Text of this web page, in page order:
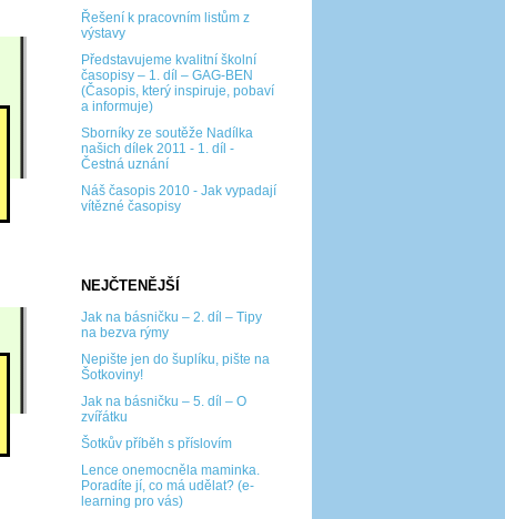
Řešení k pracovním listům z
výstavy
Představujeme kvalitní školní
časopisy – 1. díl – GAG-BEN
(Časopis, který inspiruje, pobaví
a informuje)
Sborníky ze soutěže Nadílka
našich dílek 2011 - 1. díl -
Čestná uznání
Náš časopis 2010 - Jak vypadají
vítězné časopisy
NEJČTENĚJŠÍ
Jak na básničku – 2. díl – Tipy
na bezva rýmy
Nepište jen do šuplíku, pište na
Šotkoviny!
Jak na básničku – 5. díl – O
zvířátku
Šotkův příběh s příslovím
Lence onemocněla maminka.
Poradíte jí, co má udělat? (e-
learning pro vás)